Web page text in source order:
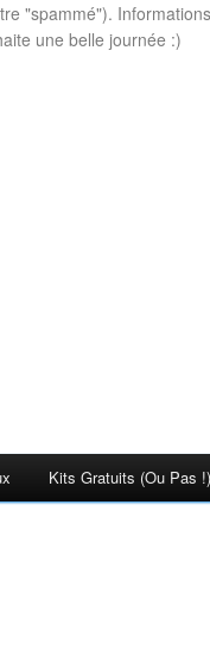
"spammé"). Informations
une belle journée :)
Kits Gratuits (ou Pas !)